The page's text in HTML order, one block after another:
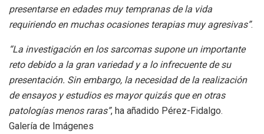
presentarse en edades muy tempranas de la vida
requiriendo en muchas ocasiones terapias muy agresivas”.
“La investigación en los sarcomas supone un importante
reto debido a la gran variedad y a lo infrecuente de su
presentación. Sin embargo, la necesidad de la realización
de ensayos y estudios es mayor quizás que en otras
patologías menos raras”, ha añadido Pérez-Fidalgo.
Galería de Imágenes